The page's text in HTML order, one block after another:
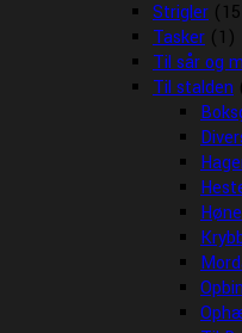
Strigler
Tasker (1)
Til sår og
Til stalden